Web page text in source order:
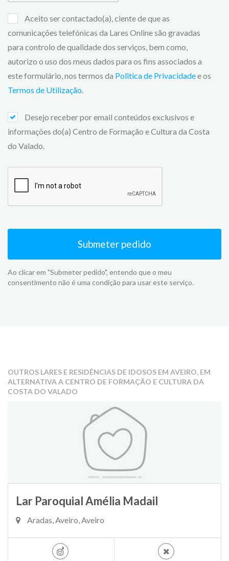
Aceito ser contactado(a), ciente de que as
comunicações telefónicas da Lares Online são gravadas
para controlo de qualidade dos serviços, bem como,
autorizo o uso dos meus dados para os fins associados a
este formulário, nos termos da Politica de Privacidadee os
Termos de Utilização.
Desejo receber por email conteúdos exclusivos e
informações do(a) Centro de Formação e Cultura da Costa
do Valado.
Submeter pedido
Ao clicar em "Submeter pedido", entendo que o meu
consentimento não é uma condição para usar este serviço.
OUTROS LARES E RESIDÊNCIAS DE IDOSOS EM AVEIRO, EM
ALTERNATIVA A CENTRO DE FORMAÇÃO E CULTURA DA
COSTA DO VALADO
Lar Paroquial Amélia Madail
Aradas, Aveiro, Aveiro